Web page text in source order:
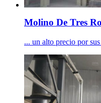
Molino De Tres
... un alto precio por